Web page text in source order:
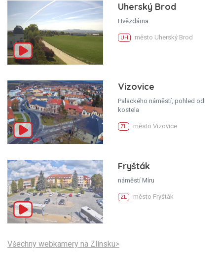
Uherský Brod
Hvězdárna
UH město Uherský Brod
Vizovice
Palackého náměstí, pohled od
kostela
ZL město Vizovice
Fryšták
náměstí Míru
ZL město Fryšták
Všechny webkamery na Zlínsku>